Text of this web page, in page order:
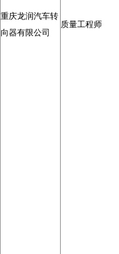
重庆龙润汽车转
向器有限公司
质量工程师